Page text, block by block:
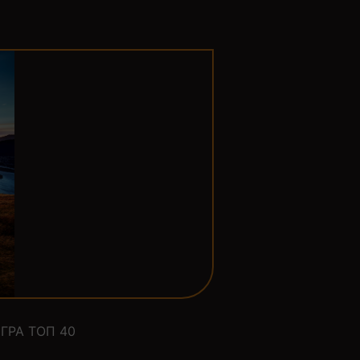
ТОП 40